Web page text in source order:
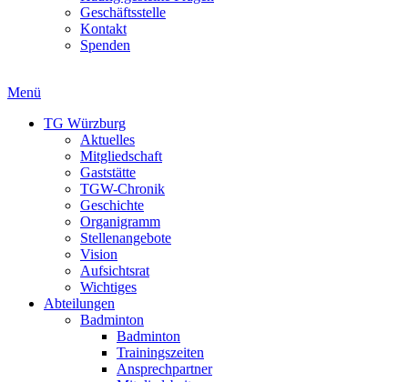
Geschäftsstelle
Kontakt
Spenden
Menü
TG Würzburg
Aktuelles
Mitgliedschaft
Gaststätte
TGW-Chronik
Geschichte
Organigramm
Stellenangebote
Vision
Aufsichtsrat
Wichtiges
Abteilungen
Badminton
Badminton
Trainingszeiten
Ansprechpartner